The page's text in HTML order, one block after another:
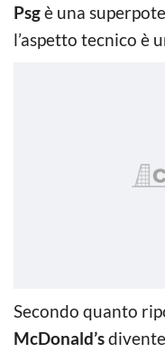
Psgè una
l’aspetto tecnico è
Secondo quanto
McDonald’s